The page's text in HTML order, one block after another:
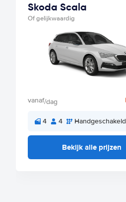
Skoda Scala
Of gelijkwaardig
vanaf/dag
4 4 Handgeschakeld
Bekijk alle prijzen